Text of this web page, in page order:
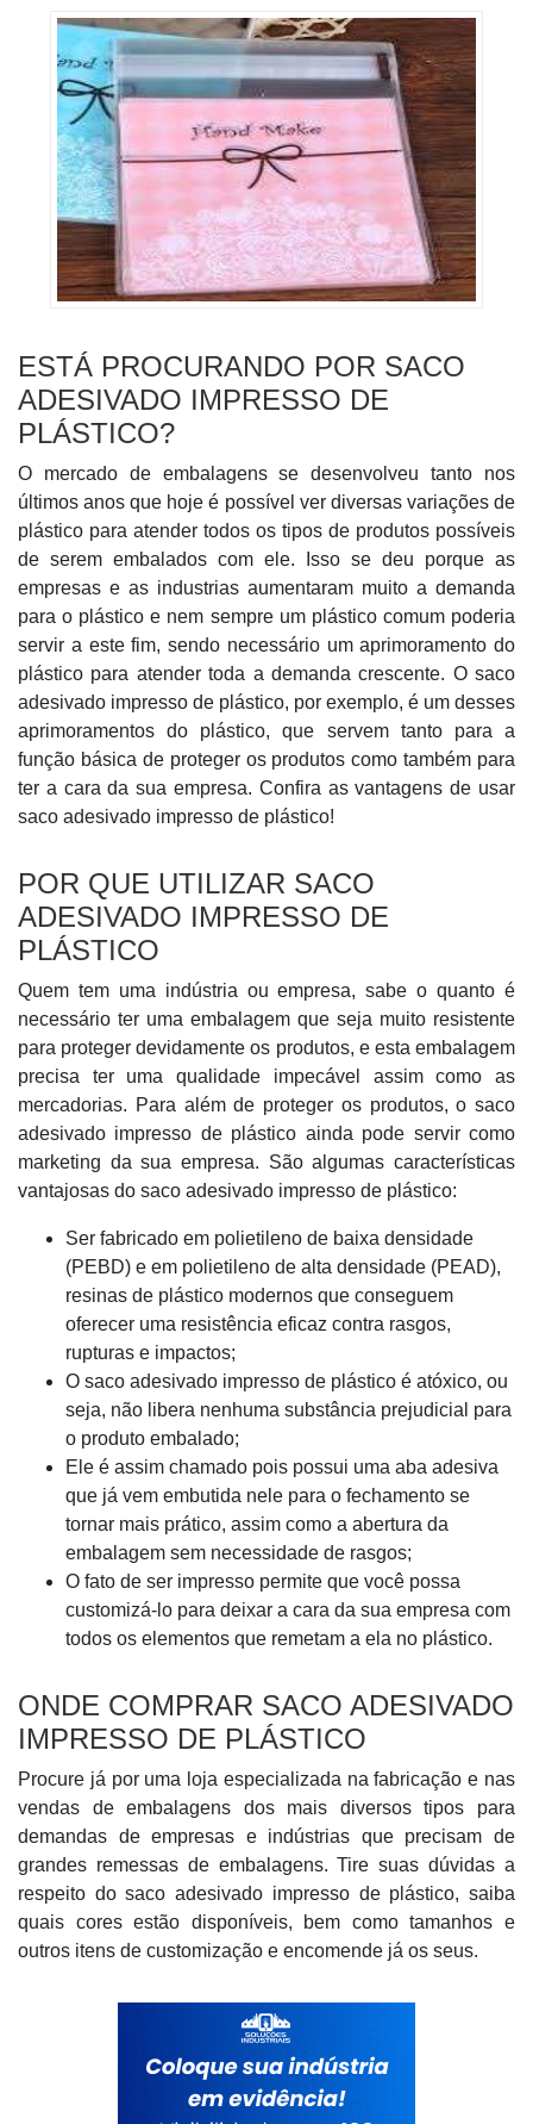
ESTÁ PROCURANDO POR SACO
ADESIVADO IMPRESSO DE
PLÁSTICO?
O mercado de embalagens se desenvolveu tanto nos
últimos anos que hoje é possível ver diversas variações de
plástico para atender todos os tipos de produtos possíveis
de serem embalados com ele. Isso se deu porque as
empresas e as industrias aumentaram muito a demanda
para o plástico e nem sempre um plástico comum poderia
servir a este fim, sendo necessário um aprimoramento do
plástico para atender toda a demanda crescente. O saco
adesivado impresso de plástico, por exemplo, é um desses
aprimoramentos do plástico, que servem tanto para a
função básica de proteger os produtos como também para
ter a cara da sua empresa. Confira as vantagens de usar
saco adesivado impresso de plástico!
POR QUE UTILIZAR SACO
ADESIVADO IMPRESSO DE
PLÁSTICO
Quem tem uma indústria ou empresa, sabe o quanto é
necessário ter uma embalagem que seja muito resistente
para proteger devidamente os produtos, e esta embalagem
precisa ter uma qualidade impecável assim como as
mercadorias. Para além de proteger os produtos, o saco
adesivado impresso de plástico ainda pode servir como
marketing da sua empresa. São algumas características
vantajosas do saco adesivado impresso de plástico:
Ser fabricado em polietileno de baixa densidade
(PEBD) e em polietileno de alta densidade (PEAD),
resinas de plástico modernos que conseguem
oferecer uma resistência eficaz contra rasgos,
rupturas e impactos;
O saco adesivado impresso de plástico é atóxico, ou
seja, não libera nenhuma substância prejudicial para
o produto embalado;
Ele é assim chamado pois possui uma aba adesiva
que já vem embutida nele para o fechamento se
tornar mais prático, assim como a abertura da
embalagem sem necessidade de rasgos;
O fato de ser impresso permite que você possa
customizá-lo para deixar a cara da sua empresa com
todos os elementos que remetam a ela no plástico.
ONDE COMPRAR SACO ADESIVADO
IMPRESSO DE PLÁSTICO
Procure já por uma loja especializada na fabricação e nas
vendas de embalagens dos mais diversos tipos para
demandas de empresas e indústrias que precisam de
grandes remessas de embalagens. Tire suas dúvidas a
respeito do saco adesivado impresso de plástico, saiba
quais cores estão disponíveis, bem como tamanhos e
outros itens de customização e encomende já os seus.